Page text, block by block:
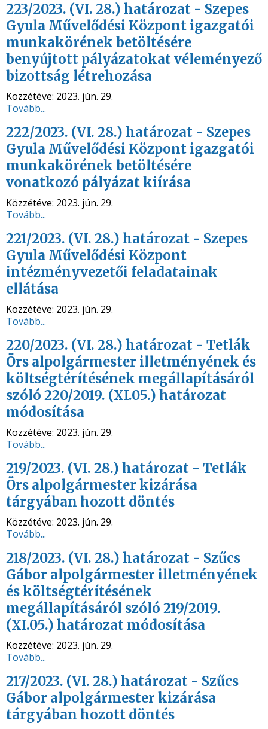
223/2023. (VI. 28.) határozat - Szepes
Gyula Művelődési Központ igazgatói
munkakörének betöltésére
benyújtott pályázatokat véleményező
bizottság létrehozása
Közzétéve: 2023. jún. 29.
Tovább...
222/2023. (VI. 28.) határozat - Szepes
Gyula Művelődési Központ igazgatói
munkakörének betöltésére
vonatkozó pályázat kiírása
Közzétéve: 2023. jún. 29.
Tovább...
221/2023. (VI. 28.) határozat - Szepes
Gyula Művelődési Központ
intézményvezetői feladatainak
ellátása
Közzétéve: 2023. jún. 29.
Tovább...
220/2023. (VI. 28.) határozat - Tetlák
Örs alpolgármester illetményének és
költségtérítésének megállapításáról
szóló 220/2019. (XI.05.) határozat
módosítása
Közzétéve: 2023. jún. 29.
Tovább...
219/2023. (VI. 28.) határozat - Tetlák
Örs alpolgármester kizárása
tárgyában hozott döntés
Közzétéve: 2023. jún. 29.
Tovább...
218/2023. (VI. 28.) határozat - Szűcs
Gábor alpolgármester illetményének
és költségtérítésének
megállapításáról szóló 219/2019.
(XI.05.) határozat módosítása
Közzétéve: 2023. jún. 29.
Tovább...
217/2023. (VI. 28.) határozat - Szűcs
Gábor alpolgármester kizárása
tárgyában hozott döntés